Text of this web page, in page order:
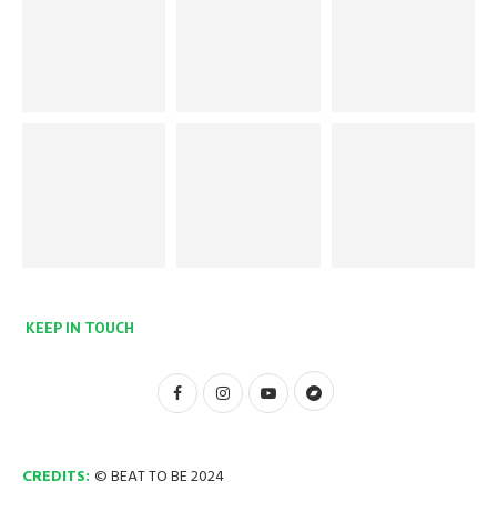
KEEP IN TOUCH
CREDITS: © BEAT TO BE 2024